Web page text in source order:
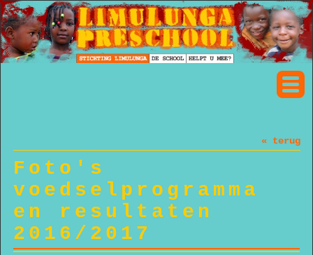
« terug
Foto's
voedselprogramma
en resultaten
2016/2017